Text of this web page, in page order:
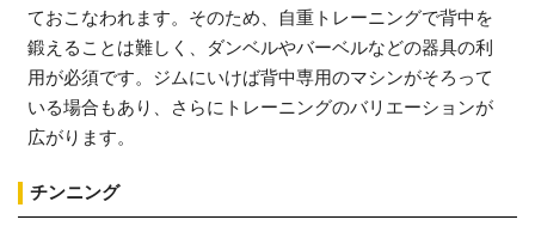
ておこなわれます。そのため、自重トレーニングで背中を
鍛えることは難しく、ダンベルやバーベルなどの器具の利
用が必須です。ジムにいけば背中専用のマシンがそろって
いる場合もあり、さらにトレーニングのバリエーションが
広がります。
チンニング